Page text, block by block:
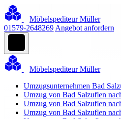
Möbelspediteur Müller
01579-2648269 Angebot anfordern
Möbelspediteur Müller
Umzugsunternehmen Bad
Umzug von Bad Salzuflen
Umzug von Bad Salzuflen
Umzug von Bad Salzuflen